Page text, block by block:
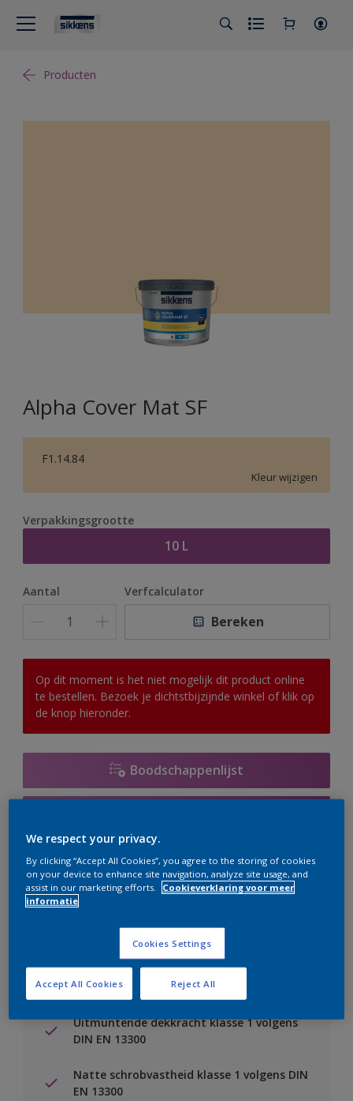
Producten
Alpha Cover Mat SF
F1.14.84
Kleur wijzigen
Verpakkingsgrootte
10 L
Aantal Verfcalculator
Bereken
Op dit moment is het niet mogelijk dit product online
te bestellen. Bezoek je dichtstbijzijnde winkel of klik op
de knop hieronder.
Boodschappenlijst
Voeg toe aan project
Zie kleur in de Sikkens Visualizer App
Belangrijkste voordelen
Uitmuntende dekkracht klasse 1 volgens
DIN EN 13300
Natte schrobvastheid klasse 1 volgens DIN
EN 13300
We respect your privacy.
By clicking “Accept All Cookies”, you agree to the storing of cookies
on your device to enhance site navigation, analyze site usage, and
assist in our marketing efforts.
Cookieverklaring voor meer
informatie
Cookies Settings
Reject All
Accept All Cookies